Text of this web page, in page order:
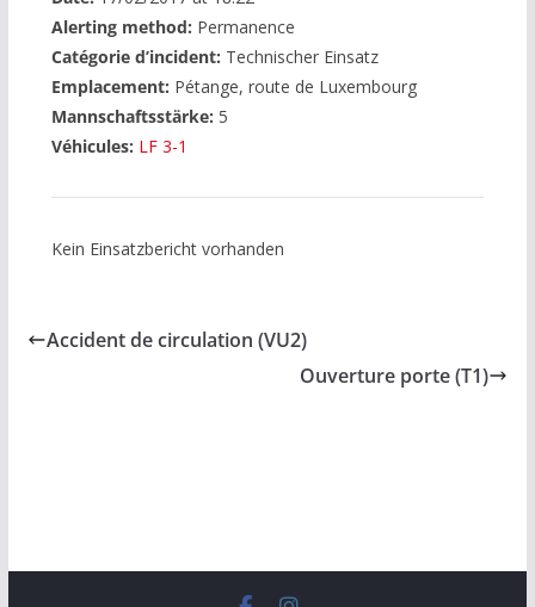
Alerting method: Permanence
Catégorie d’incident: Technischer Einsatz
Emplacement: Pétange, route de Luxembourg
Mannschaftsstärke: 5
Véhicules: LF 3-1
Kein Einsatzbericht vorhanden
Accident de circulation (VU2)
Ouverture porte (T1)